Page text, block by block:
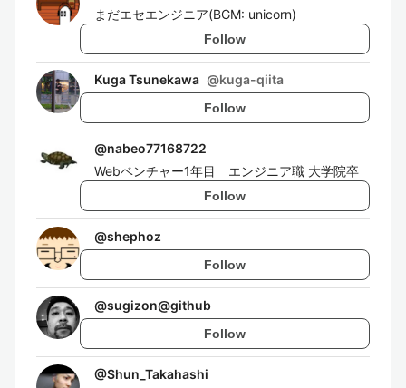
まだエセエンジニア(BGM: unicorn)
Follow
Kuga Tsunekawa @kuga-qiita
Follow
@nabeo77168722
Webベンチャー1年目 エンジニア職 大学院卒
Follow
@shephoz
Follow
@sugizon@github
Follow
@Shun_Takahashi